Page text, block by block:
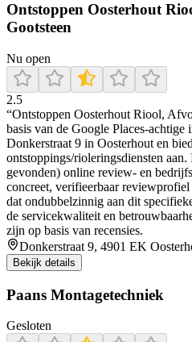
Ontstoppen Oosterhout
Gootsteen
Nu open
2.5
“Ontstoppen Oosterhout Riool,
basis van de Google Places-achtige
Donkerstraat 9 in Oosterhout en
ontstoppings/rioleringsdiensten
gevonden) online review- en
concreet, verifieerbaar
dat ondubbelzinnig aan dit
de servicekwaliteit en
zijn op basis van recensies.
Donkerstraat 9, 4901 EK
Bekijk details
Paans Montagetechniek
Gesloten